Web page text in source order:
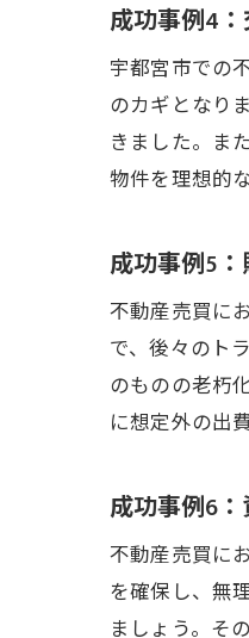
成功事例4
宇都宮市での
のカギとなり
きました。ま
物件を理想的
成功事例5
不動産売買に
で、後々のト
のものの老朽
に想定外の出
成功事例6
不動産売買に
を確保し、無
ましょう。そ